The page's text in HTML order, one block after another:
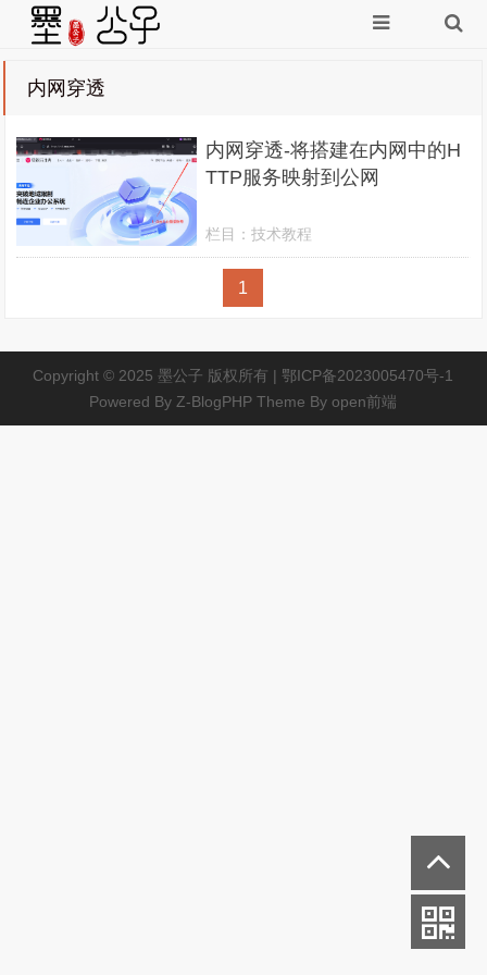
内网穿透
内网穿透-将搭建在内网中的H
TTP服务映射到公网
栏目：技术教程
1
Copyright © 2025墨公子 版权所有 |鄂ICP备2023005470号-1
Powered By Z-BlogPHP Theme Byopen前端